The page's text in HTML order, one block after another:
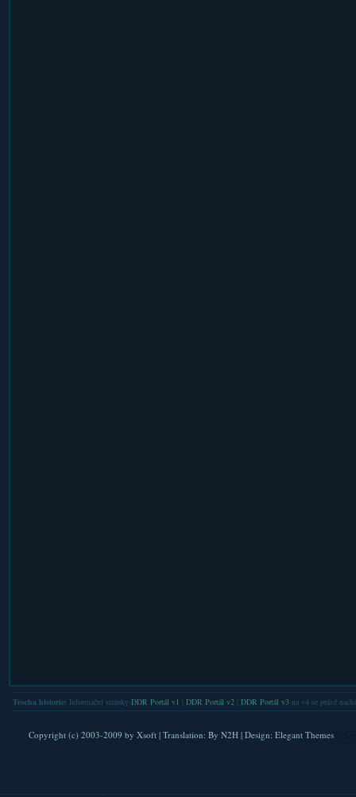
Trocha historie: Informační stránky DDR Portál v1 DDR Portál v2| DDR Portál v3na v4 se právě
Copyright (c) 2003-2009 by Xsoft| Translation: By N2H| Design: Elegant Themes